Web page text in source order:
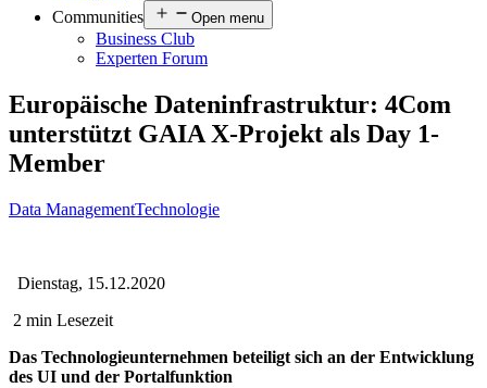
Communities
Open menu
Business Club
Experten Forum
Europäische Dateninfrastruktur: 4Com
unterstützt GAIA X-Projekt als Day 1-
Member
Data ManagementTechnologie
Dienstag, 15.12.2020
2 min Lesezeit
Das Technologieunternehmen beteiligt sich an der Entwicklung
des UI und der Portalfunktion